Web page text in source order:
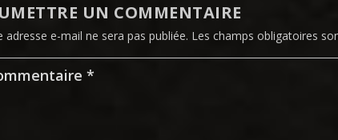
UN COMMENTAIRE
adresse e-mail ne sera pas publiée. Les champs obligatoires